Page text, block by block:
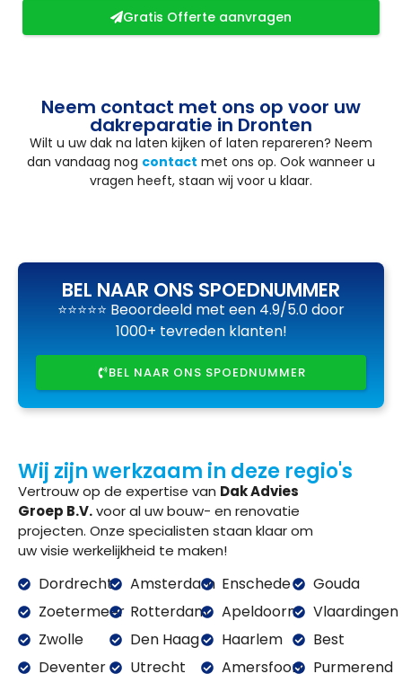
Gratis Offerte aanvragen
Neem contact met ons op voor uw
dakreparatie in Dronten
Wilt u uw dak na laten kijken of laten repareren? Neem
dan vandaag nog contact met ons op. Ook wanneer u
vragen heeft, staan wij voor u klaar.
BEL NAAR ONS SPOEDNUMMER
⭐⭐⭐⭐⭐ Beoordeeld met een 4.9/5.0 door
1000+ tevreden klanten!
BEL NAAR ONS SPOEDNUMMER
Wij zijn werkzaam in deze regio's
Vertrouw op de expertise van Dak Advies
Groep B.V.voor al uw bouw- en renovatie
projecten. Onze specialisten staan klaar om
uw visie werkelijkheid te maken!
Dordrecht
Zoetermeer
Zwolle
Deventer
Amsterdam
Rotterdam
Den Haag
Utrecht
Enschede
Apeldoorn
Haarlem
Amersfoort
Gouda
Vlaardingen
Best
Purmerend